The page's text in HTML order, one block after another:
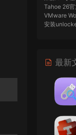
Tahoe 26
VMware
安装
AIO =
来源：
v21.0.3
Mac长存
最新